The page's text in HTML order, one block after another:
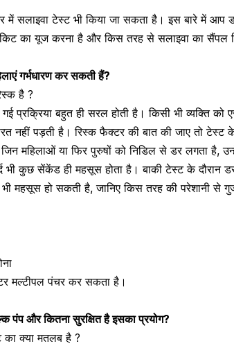
में सलाइवा टेस्ट भी किया जा सकता है। इस बारे में
का यूज करना है और किस तरह से सलाइवा का सैंपल
गर्भधारण कर सकती हैं?
है ?
प्रक्रिया बहुत ही सरल होती है। किसी भी व्यक्ति को
पड़ती है। रिस्क फैक्टर की बात की जाए तो टेस्ट के
महिलाओं या फिर पुरुषों को निडिल से डर लगता है,
भी कुछ सेंकेंड ही महसूस होता है। बाकी टेस्ट के दौरान
भी महसूस हो सकती है, जानिए किस तरह की परेशानी से
मल्टीपल पंचर कर सकता है।
पंप और कितना सुरक्षित है इसका प्रयोग?
का क्या मतलब है ?